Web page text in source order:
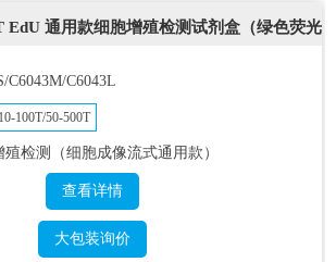
EdU 通用款细胞增殖检测试剂盒（绿色荧光
C6043M/C6043L
100T/50-500T
殖检测（细胞成像流式通用款）
查看详情
大包装询价